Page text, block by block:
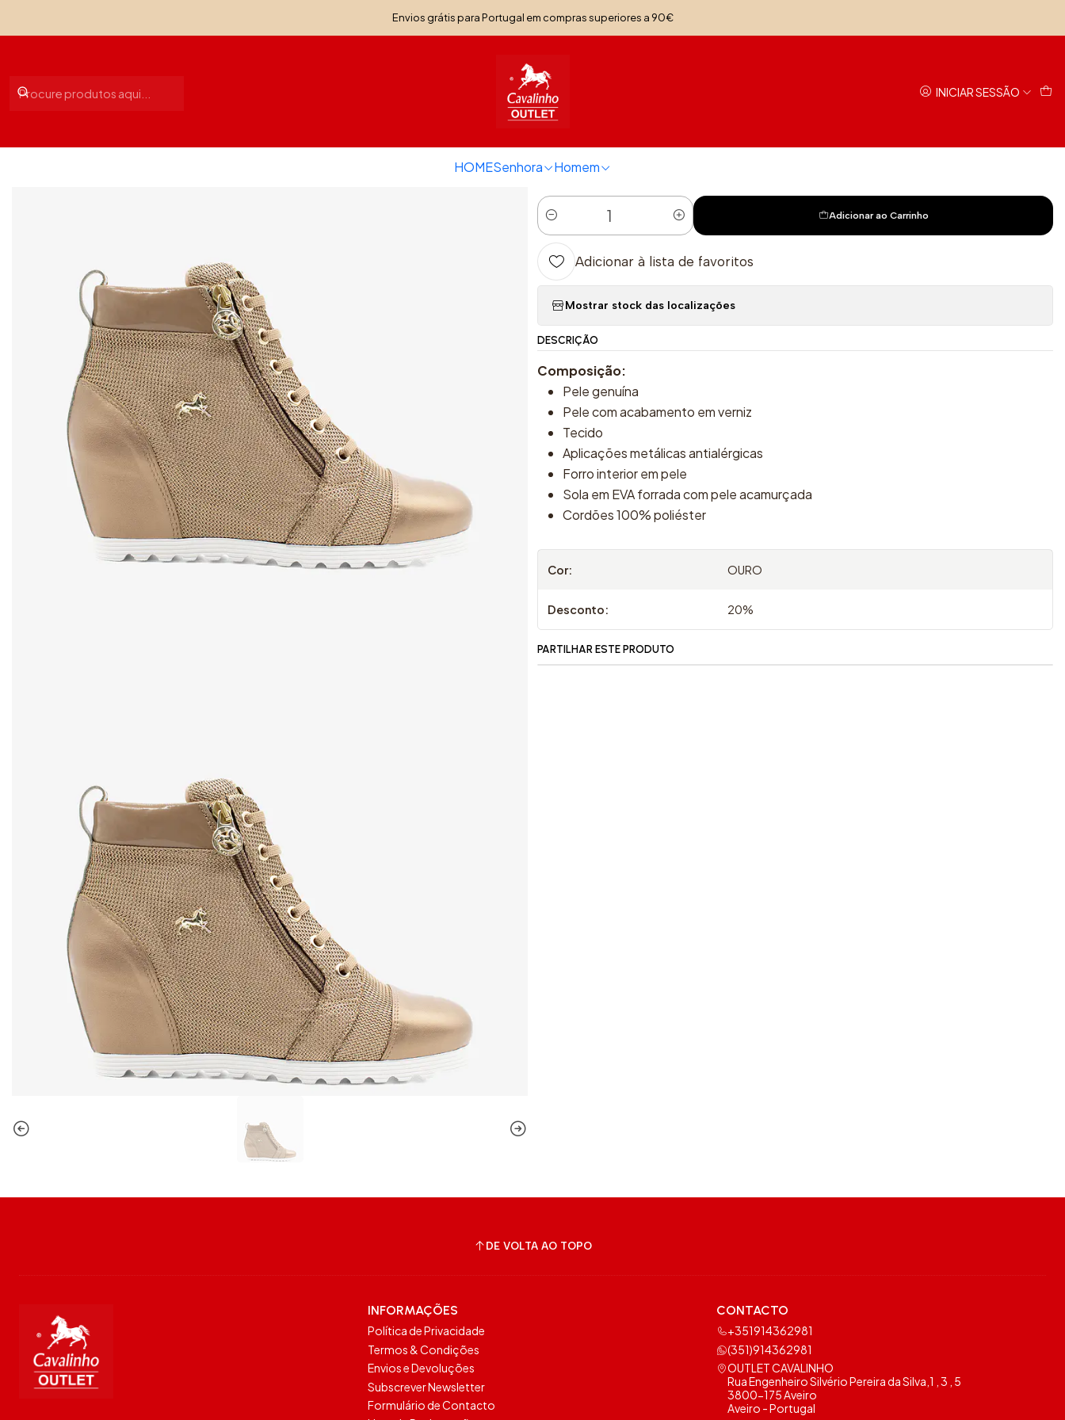
INICIAR SESSÃO
HOMESenhora Homem
Envios grátis para Portugal em compras superiores a 90€
Início Senhora Calçado Senhora Sapatilha La Vie
|
Sapatilha La Vie
36
Quantidade
Adicionar ao Carrinho
Adicionar à lista de favoritos
Mostrar stock das localizações
DESCRIÇÃO
Composição:
Pele genuína
Pele com acabamento em verniz
Tecido
Aplicações metálicas antialérgicas
Forro interior em pele
Sola em EVA forrada com pele acamurçada
Cordões 100% poliéster
Cor: OURO
Desconto: 20%
PARTILHAR ESTE PRODUTO
DE VOLTA AO TOPO
INFORMAÇÕES
Política de Privacidade
Termos & Condições
Envios e Devoluções
Subscrever Newsletter
Formulário de Contacto
CONTACTO
+351914362981
(351)914362981
OUTLET CAVALINHO
Rua Engenheiro Silvério Pereira da Silva,1 , 3 , 5
3800-175 Aveiro
Aveiro - Portugal